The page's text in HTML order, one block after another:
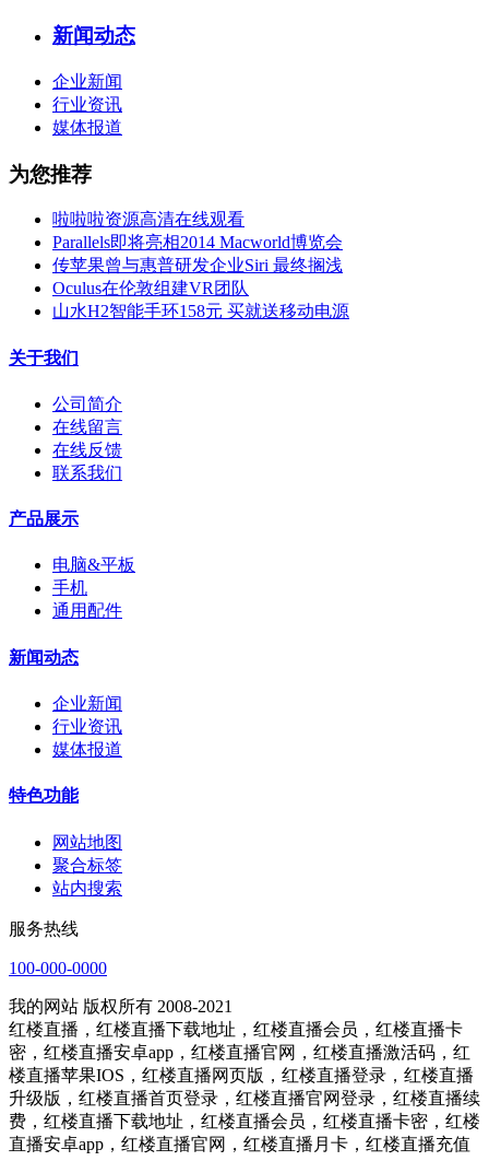
新闻动态
企业新闻
行业资讯
媒体报道
为您推荐
啦啦啦资源高清在线观看
Parallels即将亮相2014 Macworld博览会
传苹果曾与惠普研发企业Siri 最终搁浅
Oculus在伦敦组建VR团队
山水H2智能手环158元 买就送移动电源
关于我们
公司简介
在线留言
在线反馈
联系我们
产品展示
电脑&平板
手机
通用配件
新闻动态
企业新闻
行业资讯
媒体报道
特色功能
网站地图
聚合标签
站内搜索
服务热线
100-000-0000
我的网站 版权所有 2008-2021
红楼直播，红楼直播下载地址，红楼直播会员，红楼直播卡
密，红楼直播安卓app，红楼直播官网，红楼直播激活码，红
楼直播苹果IOS，红楼直播网页版，红楼直播登录，红楼直播
升级版，红楼直播首页登录，红楼直播官网登录，红楼直播续
费，红楼直播下载地址，红楼直播会员，红楼直播卡密，红楼
直播安卓app，红楼直播官网，红楼直播月卡，红楼直播充值